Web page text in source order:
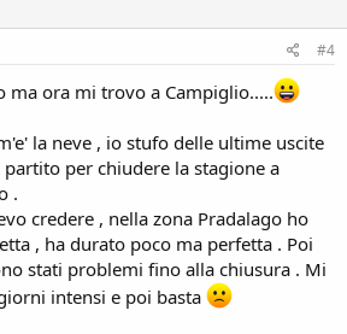
#4
ma ora mi trovo a Campiglio.....
la neve , io stufo delle ultime uscite
per chiudere la stagione a
.
credere , nella zona Pradalago ho
, ha durato poco ma perfetta . Poi
stati problemi fino alla chiusura . Mi
intensi e poi basta